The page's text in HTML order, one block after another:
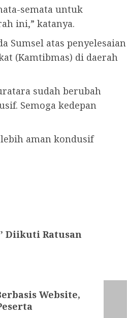
semata untuk
ini,” katanya.
Sumsel atas penyelesaian
(Kamtibmas) di daerah
sudah berubah
Semoga kedepan
aman kondusif
Diikuti Ratusan
Website,